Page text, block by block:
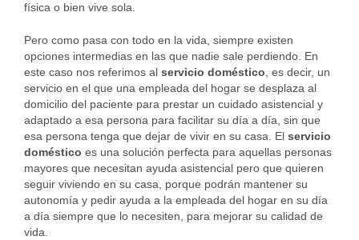
física o bien vive sola.
Pero como pasa con todo en la vida, siempre existen
opciones intermedias en las que nadie sale perdiendo. En
este caso nos referimos al servicio doméstico , es decir, un
servicio en el que una empleada del hogar se desplaza al
domicilio del paciente para prestar un cuidado asistencial y
adaptado a esa persona para facilitar su día a día, sin que
esa persona tenga que dejar de vivir en su casa. El servicio
doméstico es una solución perfecta para aquellas personas
mayores que necesitan ayuda asistencial pero que quieren
seguir viviendo en su casa, porque podrán mantener su
autonomía y pedir ayuda a la empleada del hogar en su día
a día siempre que lo necesiten, para mejorar su calidad de
vida.